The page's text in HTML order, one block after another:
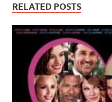
RELATED POSTS